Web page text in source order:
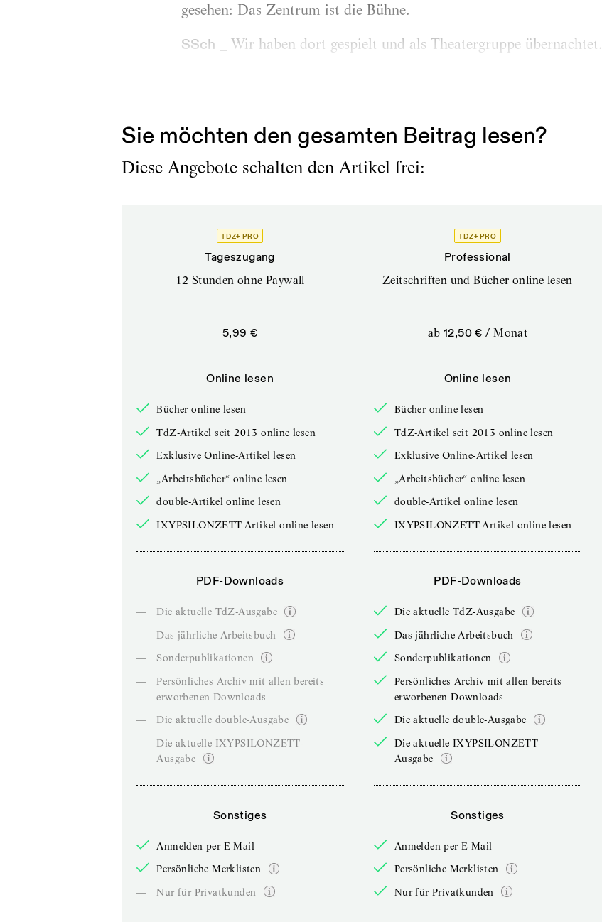
gesehen: Das Zentrum ist die Bühne.
SSch _ Wir haben dort gespielt und als Theatergruppe übernachtet.
Sie möchten den gesamten Beitrag lesen?
Diese Angebote schalten den Artikel frei:
TDZ+ PRO
Tageszugang
12 Stunden ohne Paywall
5,99 €
Online lesen
Bücher online lesen
TdZ-Artikel seit 2013 online lesen
Exklusive Online-Artikel lesen
„Arbeitsbücher“ online lesen
double-Artikel online lesen
IXYPSILONZETT-Artikel online lesen
PDF-Downloads
—
Die aktuelle TdZ-Ausgabe
—
Das jährliche Arbeitsbuch
—
Sonderpublikationen
—
Persönliches Archiv mit allen bereits
erworbenen Downloads
—
Die aktuelle double-Ausgabe
—
Die aktuelle IXYPSILONZETT-
Ausgabe
Sonstiges
Anmelden per E-Mail
Persönliche Merklisten
—
Nur für Privatkunden
TDZ+ PRO
Professional
Zeitschriften und Bücher online lesen
ab 12,50 € /Monat
Online lesen
Bücher online lesen
TdZ-Artikel seit 2013 online lesen
Exklusive Online-Artikel lesen
„Arbeitsbücher“ online lesen
double-Artikel online lesen
IXYPSILONZETT-Artikel online lesen
PDF-Downloads
Die aktuelle TdZ-Ausgabe
Das jährliche Arbeitsbuch
Sonderpublikationen
Persönliches Archiv mit allen bereits
erworbenen Downloads
Die aktuelle double-Ausgabe
Die aktuelle IXYPSILONZETT-
Ausgabe
Sonstiges
Anmelden per E-Mail
Persönliche Merklisten
Nur für Privatkunden